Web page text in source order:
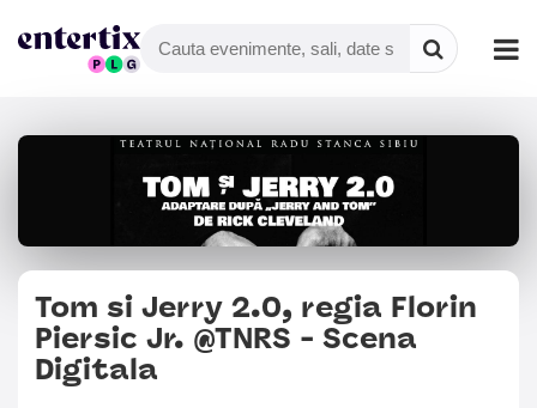
Tom si Jerry 2.0, regia Florin
Piersic Jr. @TNRS - Scena
Digitala